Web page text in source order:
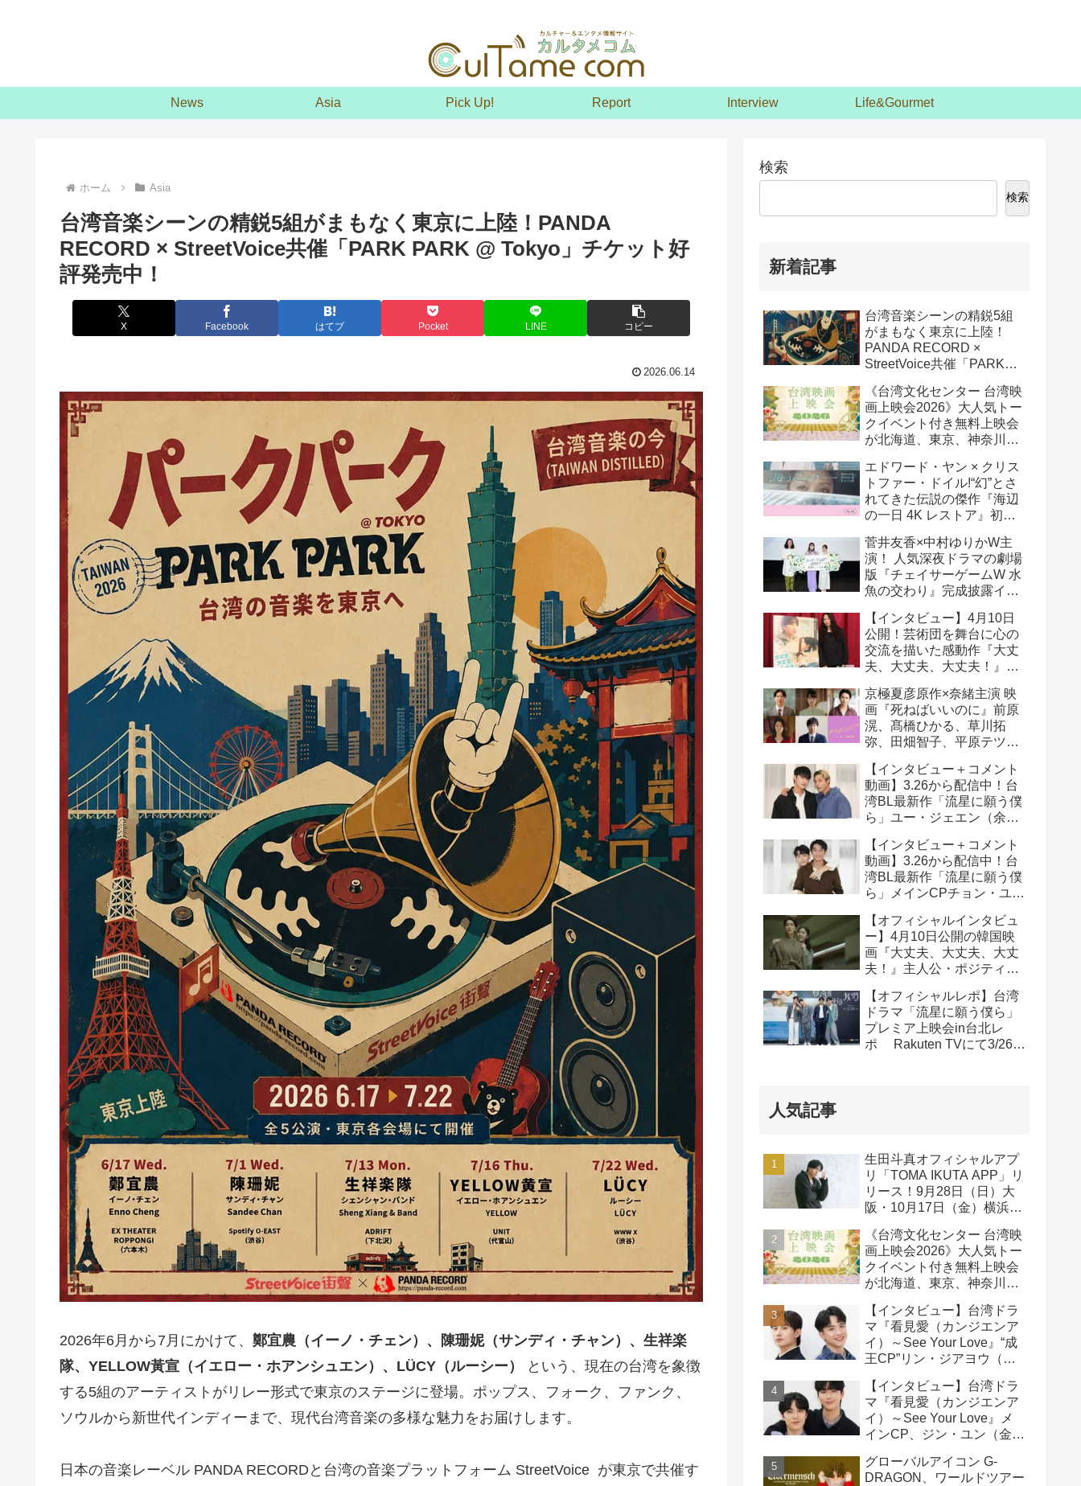
News Asia Pick Up! Report Interview Life&Gourmet
ホーム Asia
台湾音楽シーンの精鋭5組がまもなく東京に上陸！PANDA
RECORD × StreetVoice共催「PARK PARK @ Tokyo」チケット好
評発売中！
X Facebook はてブ Pocket LINE コピー
2026.06.14
2026年6月から7月にかけて、 鄭宜農（イーノ・チェン）、陳珊妮（サンディ・チャン）、生祥楽
隊、YELLOW黃宣（イエロー・ホアンシュエン）、LÜCY（ルーシー）
という、現在の台湾を象徴
する5組のアーティストがリレー形式で東京のステージに登場。ポップス、フォーク、ファンク、
ソウルから新世代インディーまで、現代台湾音楽の多様な魅力をお届けします。
日本の音楽レーベル PANDA RECORDと台湾の音楽プラットフォーム StreetVoice が東京で共催す
検索
検索
新着記事
台湾音楽シーンの精鋭5組
がまもなく東京に上陸！
PANDA RECORD ×
StreetVoice共催「PARK
好評発売中！
《台湾文化センター 台湾映
画上映会2026》大人気トー
クイベント付き無料上映会
が北海道、東京、神奈川、
決定!
エドワード・ヤン × クリス
トファー・ドイル!“幻”とさ
れてきた伝説の傑作『海辺
の一日 4K レストア』初の
『恐怖分子 デジタルリマス
ター』上映も!
菅井友香×中村ゆりかW主
演！ 人気深夜ドラマの劇場
版『チェイサーゲームW 水
魚の交わり』完成披露イベ
恋愛相談トーク開催！
【インタビュー】4月10日
公開！芸術団を舞台に心の
交流を描いた感動作『大丈
夫、大丈夫、大丈夫！』キ
ー
京極夏彦原作×奈緒主演 映
画『死ねばいいのに』前原
滉、髙橋ひかる、草川拓
弥、田畑智子、平原テツら
【インタビュー＋コメント
動画】3.26から配信中！台
湾BL最新作「流星に願う僕
ら」ユー・ジェエン（余杰
うた）インタビュー！サイ
ン入りチェキ読プレも
【インタビュー＋コメント
動画】3.26から配信中！台
湾BL最新作「流星に願う僕
ら」メインCPチョン・ユエ
ー・モンシュエン（初孟
軒） インタビュー！サイン
入りチェキ読プレも
【オフィシャルインタビュ
ー】4月10日公開の韓国映
画『大丈夫、大丈夫、大丈
夫！』主人公・ポジティブ
映画の見どころを紹介！
【オフィシャルレポ】台湾
ドラマ「流星に願う僕ら」
プレミア上映会in台北レ
ポ Rakuten TVにて3/26～
人気記事
生田斗真オフィシャルアプ
リ「TOMA IKUTA APP」リ
リース！9月28日（日）大
阪・10月17日（金）横浜に
ング開催！
《台湾文化センター 台湾映
画上映会2026》大人気トー
クイベント付き無料上映会
が北海道、東京、神奈川、
決定!
【インタビュー】台湾ドラ
マ『看見愛（カンジエンア
イ）～See Your Love』“成
王CP”リン・ジアヨウ（林
（林詠傑）インタビュー
【インタビュー】台湾ドラ
マ『看見愛（カンジエンア
イ）～See Your Love』メ
インCP、ジン・ユン（金
宇）インタビュー
グローバルアイコン G-
DRAGON、ワールドツアー